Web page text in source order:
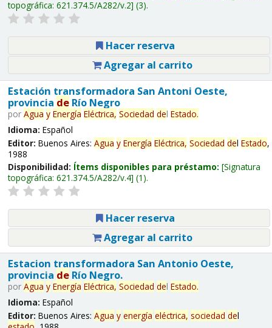
topográfica: 621.374.5/A282/v.2 (3).
Hacer reserva
Agregar al carrito
Estación transformadora San Antoni Oeste,
provincia deRío Negro
por Agua y Energía Eléctrica, Sociedad del Estado.
Idioma: Español
Editor: Buenos Aires: Agua y Energía Eléctrica, Sociedad del Estado,
1988
Disponibilidad: Ítems disponibles para préstamo: Signatura
topográfica: 621.374.5/A282/v.4 (1).
Hacer reserva
Agregar al carrito
Estacion transformadora San Antonio Oeste,
provincia deRío Negro.
por Agua y Energía Eléctrica, Sociedad del Estado.
Idioma: Español
Editor: Buenos Aires: Agua y energía eléctrica, sociedad del